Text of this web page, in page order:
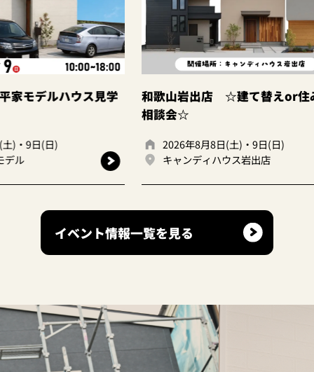
ス見学
和歌山岩出店 ☆建て替えor住み替え
2026年8月8日(土)・9日(日)
キャンディハウス岩出店
大
イベント情報一覧を見る